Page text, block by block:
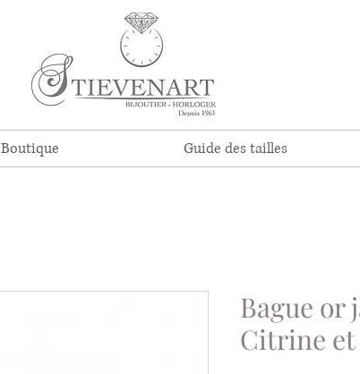
Boutique Guide des tailles
Bague or
Citrine et